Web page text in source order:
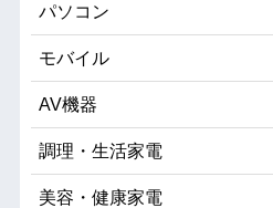
パソコン
モバイル
AV機器
調理・生活家電
美容・健康家電